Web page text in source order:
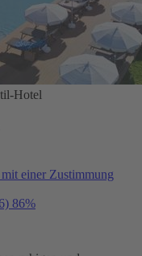
Hotel
einer Zustimmung
86%